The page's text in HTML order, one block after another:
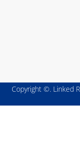
Copyright ©. Linked